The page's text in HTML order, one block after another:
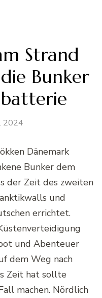
Strand
Bunker
2024
Dänemark
Bunker dem
der Zeit des zweiten
und
errichtet.
und Abenteuer
dem Weg nach
Zeit hat sollte
machen. Nördlich